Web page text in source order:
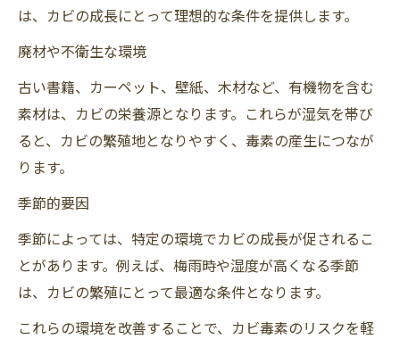
は、カビの成長にとって理想的な条件を提供します。
廃材や不衛生な環境
古い書籍、カーペット、壁紙、木材など、有機物を含む
素材は、カビの栄養源となります。これらが湿気を帯び
ると、カビの繁殖地となりやすく、毒素の産生につなが
ります。
季節的要因
季節によっては、特定の環境でカビの成長が促されるこ
とがあります。例えば、梅雨時や湿度が高くなる季節
は、カビの繁殖にとって最適な条件となります。
これらの環境を改善することで、カビ毒素のリスクを軽